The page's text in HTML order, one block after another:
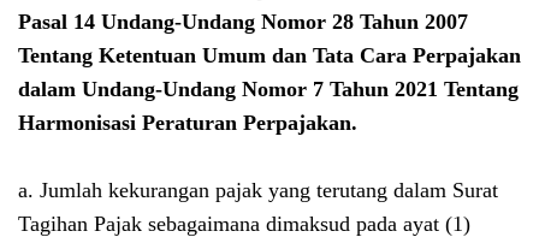
Pasal 14 Undang-Undang Nomor 28 Tahun 2007
Tentang Ketentuan Umum dan Tata Cara Perpajakan
dalam Undang-Undang Nomor 7 Tahun 2021 Tentang
Harmonisasi Peraturan Perpajakan.
a. Jumlah kekurangan pajak yang terutang dalam Surat
Tagihan Pajak sebagaimana dimaksud pada ayat (1)